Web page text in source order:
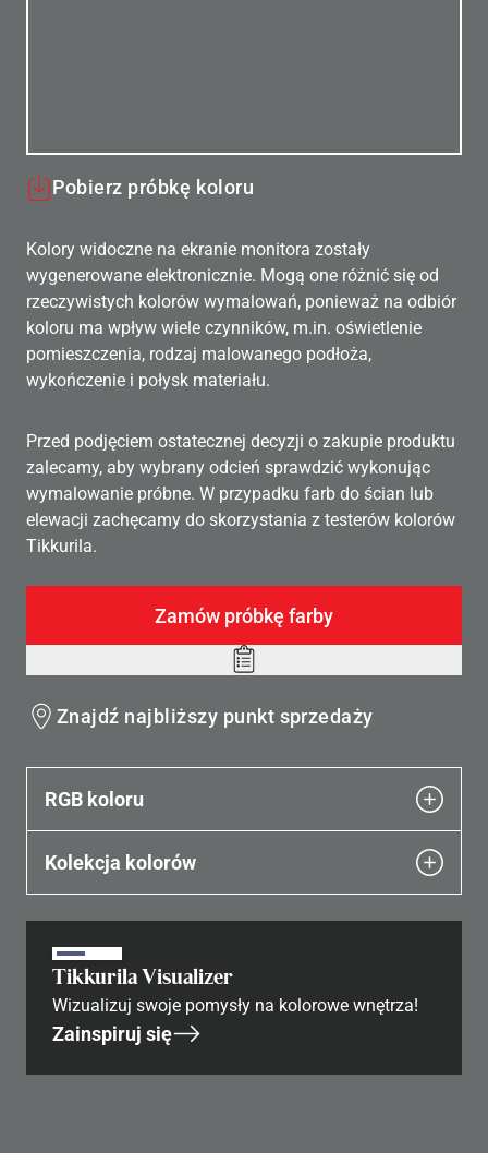
Pobierz próbkę koloru
Kolory widoczne na ekranie monitora zostały
wygenerowane elektronicznie. Mogą one różnić się od
rzeczywistych kolorów wymalowań, ponieważ na odbiór
koloru ma wpływ wiele czynników, m.in. oświetlenie
pomieszczenia, rodzaj malowanego podłoża,
wykończenie i połysk materiału.
Przed podjęciem ostatecznej decyzji o zakupie produktu
zalecamy, aby wybrany odcień sprawdzić wykonując
wymalowanie próbne. W przypadku farb do ścian lub
elewacji zachęcamy do skorzystania z testerów kolorów
Tikkurila.
Zamów próbkę farby
Add
wishlist
Znajdź najbliższy punkt sprzedaży
RGB koloru
Kolekcja kolorów
Tikkurila Visualizer
Wizualizuj swoje pomysły na kolorowe wnętrza!
Zainspiruj się